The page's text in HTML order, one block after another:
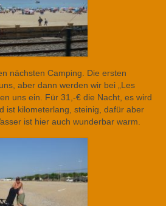
nächsten Camping. Die ersten
aber dann werden wir bei „Les
uns ein. Für 31,-€ die Nacht, es wird
ist kilometerlang, steinig, dafür aber
ist hier auch wunderbar warm.